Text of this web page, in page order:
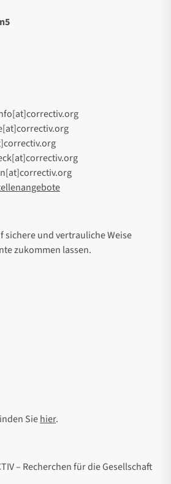
sichere und vertrauliche Weise
zukommen lassen.
Siehier.
– Recherchen für die Gesellschaft